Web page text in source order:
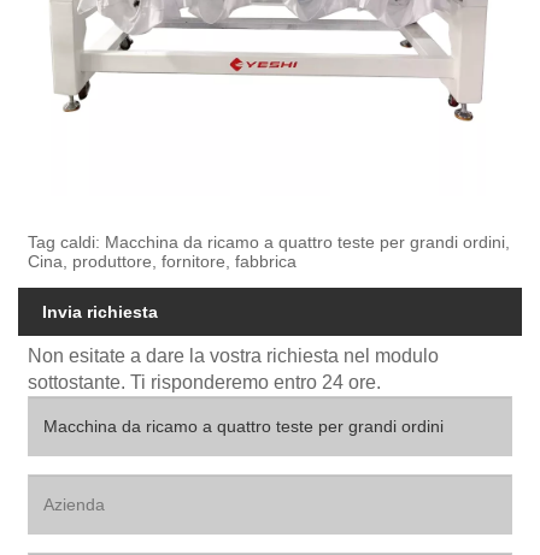
Tag caldi: Macchina da ricamo a quattro teste per grandi ordini,
Cina, produttore, fornitore, fabbrica
Invia richiesta
Non esitate a dare la vostra richiesta nel modulo
sottostante. Ti risponderemo entro 24 ore.